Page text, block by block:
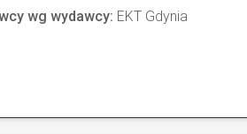
wg wydawcy: EKT Gdynia